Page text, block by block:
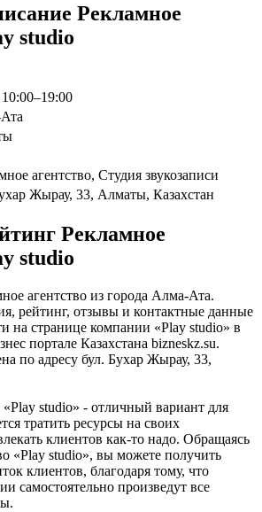
Рекламное
studio
агентство, Студия звукозаписи
Жырау, 33, Алматы, Казахстан
Рекламное
studio
агентство из города Алма-Ата.
рейтинг, отзывы и контактные данные
на странице компании «Play studio» в
портале Казахстана bizneskz.su.
по адресу бул. Бухар Жырау, 33,
«Play studio» - отличный вариант для
тратить ресурсы на своих
клиентов как-то надо. Обращаясь
«Play studio», вы можете получить
клиентов, благодаря тому, что
самостоятельно произведут все